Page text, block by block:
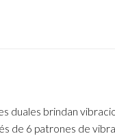
duales brindan
de 6 patrones de